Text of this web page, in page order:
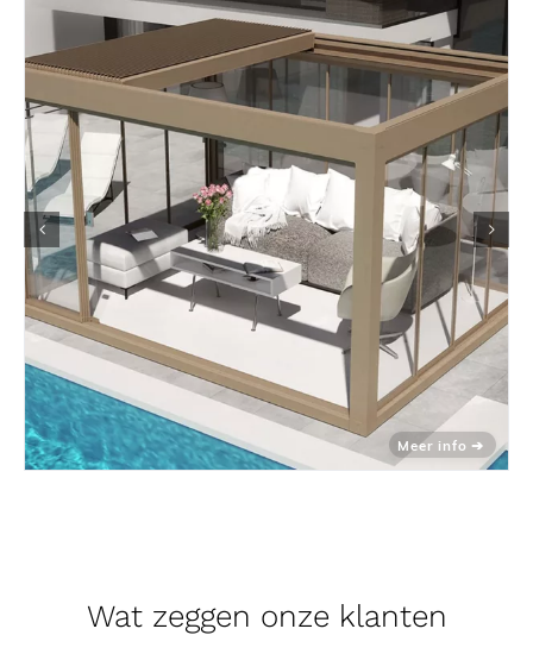
Wat zeggen onze klanten